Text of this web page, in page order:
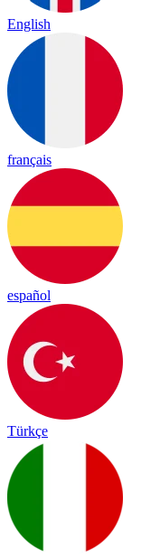
English
français
español
Türkçe